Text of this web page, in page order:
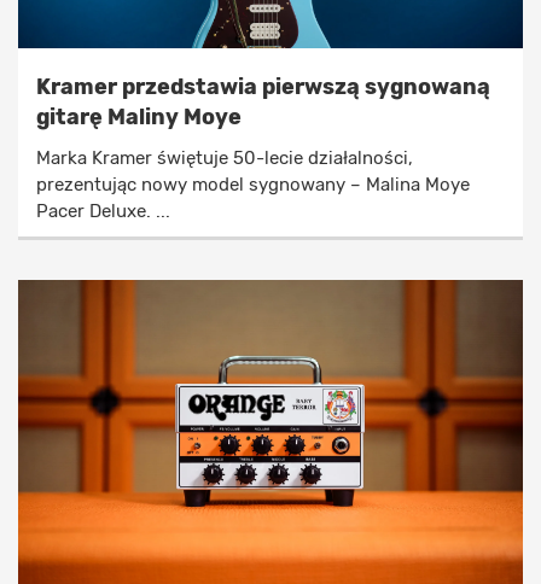
Kramer przedstawia pierwszą sygnowaną
gitarę Maliny Moye
Marka Kramer świętuje 50-lecie działalności,
prezentując nowy model sygnowany – Malina Moye
Pacer Deluxe. ...